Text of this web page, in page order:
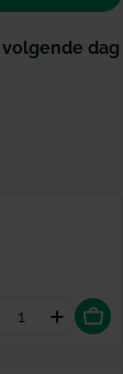
volgende dag